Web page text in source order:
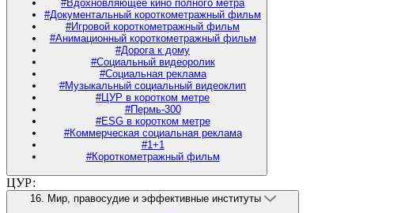
#Вдохновляющее кино полного метра
#Документальный короткометражный фильм
#Игровой короткометражный фильм
#Анимационный короткометражный фильм
#Дорога к дому
#Социальный видеоролик
#Социальная реклама
#Музыкальный социальный видеоклип
#ЦУР в коротком метре
#Пермь-300
#ESG в коротком метре
#Коммерческая социальная реклама
#1+1
#Короткометражный фильм
ЦУР:
16. Мир, правосудие и эффективные институты